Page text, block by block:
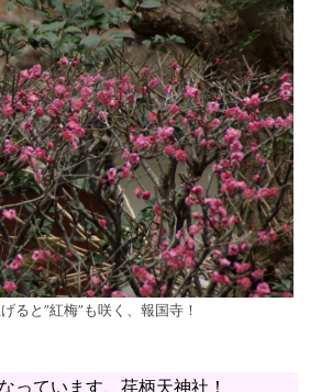
ると”紅梅”も咲く、報国寺！
っています、荏柄天神社！